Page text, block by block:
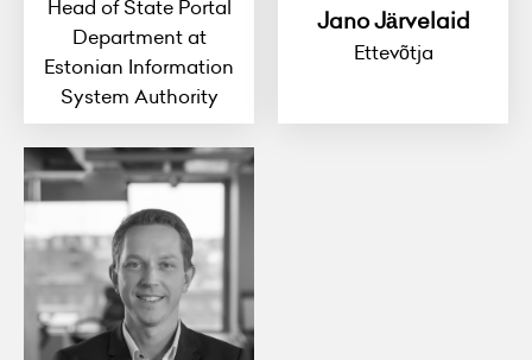
Head of State Portal
Department at
Estonian Information
System Authority
Jano Järvelaid
Ettevõtja